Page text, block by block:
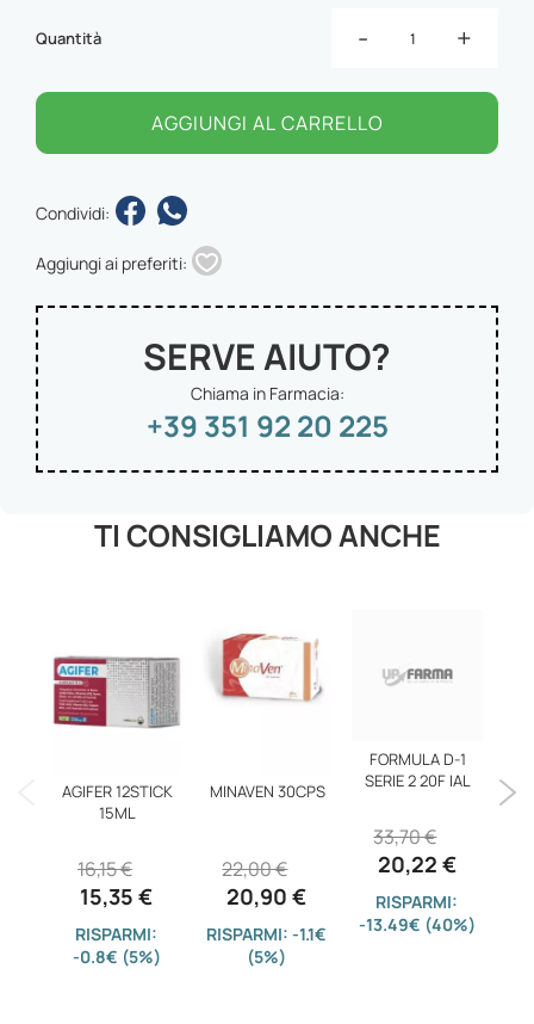
Quantità - +
AGGIUNGI AL CARRELLO
Condividi:
Aggiungi ai preferiti:
SERVE AIUTO?
Chiama in Farmacia:
+39 351 92 20 225
TI CONSIGLIAMO ANCHE
AGIFER 12STICK
15ML
15,35 €
16,15 €
RISPARMI:
-0.8€ (5%)
MINAVEN 30CPS
20,90 €
22,00 €
RISPARMI: -1.1€
(5%)
FORMULA D-1
SERIE 2 20F IAL
20,22 €
33,70 €
RISPARMI:
-13.49€ (40%)